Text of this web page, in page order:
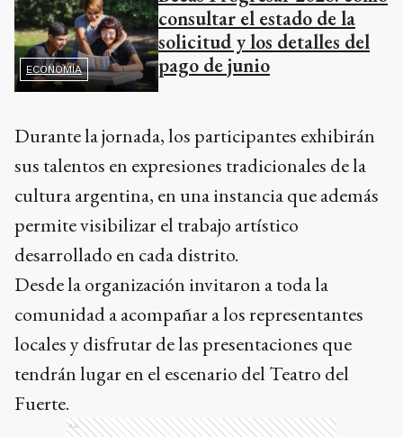
ECONOMÍA
consultar el estado de la
solicitud y los detalles del
pago de junio
Durante la jornada, los participantes exhibirán
sus talentos en expresiones tradicionales de la
cultura argentina, en una instancia que además
permite visibilizar el trabajo artístico
desarrollado en cada distrito.
Desde la organización invitaron a toda la
comunidad a acompañar a los representantes
locales y disfrutar de las presentaciones que
tendrán lugar en el escenario del Teatro del
Fuerte.
Ads